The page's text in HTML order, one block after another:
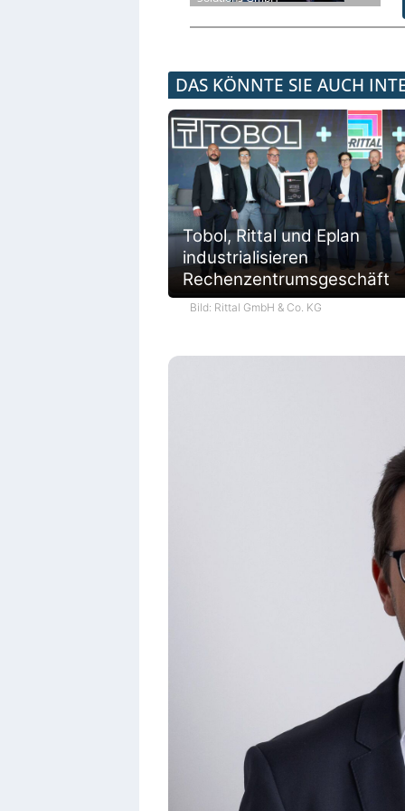
DAS KÖNNTE SIE AUCH
Tobol, Rittal und Eplan
industrialisieren
Rechenzentrumsgeschäft
Bild: Rittal GmbH & Co. KG